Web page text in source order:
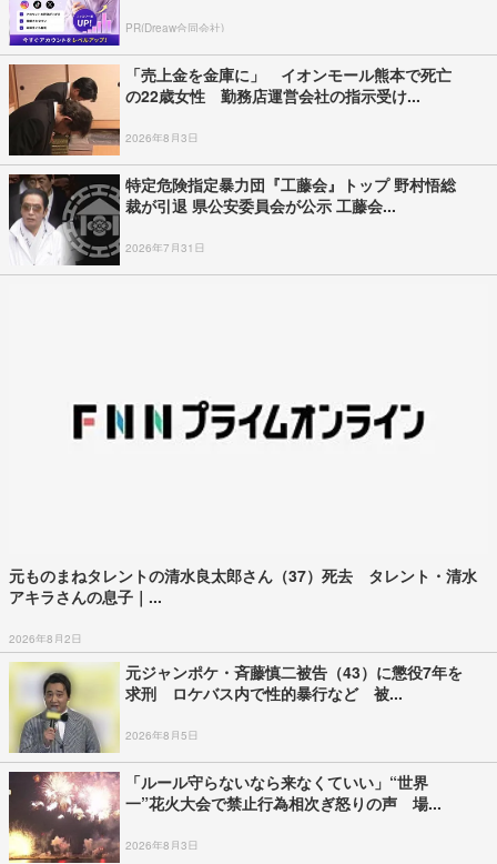
PR(Dreaw合同会社)
「売上金を金庫に」 イオンモール熊本で死亡
の22歳女性 勤務店運営会社の指示受け...
2026年8月3日
特定危険指定暴力団『工藤会』トップ 野村悟総
裁が引退 県公安委員会が公示 工藤会...
2026年7月31日
元ものまねタレントの清水良太郎さん（37）死去 タレント・清水
アキラさんの息子｜...
2026年8月2日
元ジャンポケ・斉藤慎二被告（43）に懲役7年を
求刑 ロケバス内で性的暴行など 被...
2026年8月5日
「ルール守らないなら来なくていい」“世界
一”花火大会で禁止行為相次ぎ怒りの声 場...
2026年8月3日